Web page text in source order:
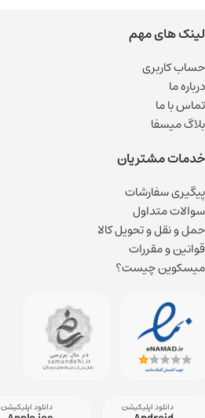
لینک های مهم
حساب کاربری
درباره ما
تماس با ما
بلاگ میسفا
خدمات مشتریان
پیگیری سفارشات
سوالات متداول
حمل و نقل و تحویل کالا
قوانین و مقررات
میسکوین چیست؟
دانلود اپلیکیشن دانلود اپلیکیشن